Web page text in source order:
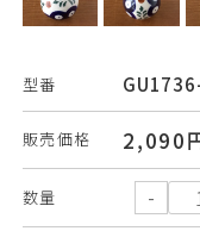
型番
販売価格 2,090
数量